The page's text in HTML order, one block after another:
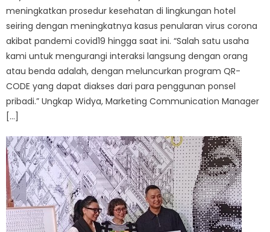
meningkatkan prosedur kesehatan di lingkungan hotel
seiring dengan meningkatnya kasus penularan virus corona
akibat pandemi covid19 hingga saat ini. “Salah satu usaha
kami untuk mengurangi interaksi langsung dengan orang
atau benda adalah, dengan meluncurkan program QR-
CODE yang dapat diakses dari para penggunan ponsel
pribadi.” Ungkap Widya, Marketing Communication Manager
[…]